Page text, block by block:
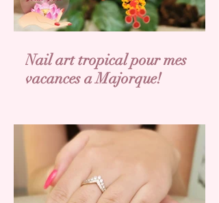
Nail art tropical pour mes
vacances a Majorque!